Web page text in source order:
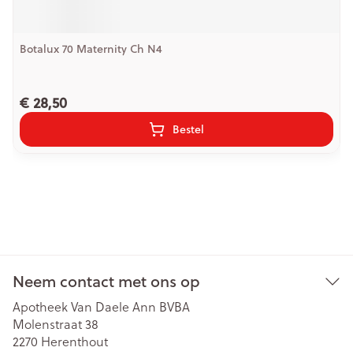
Botalux 70 Maternity Ch N4
€ 28,50
Bestel
Neem contact met ons op
Apotheek Van Daele Ann BVBA
Molenstraat 38
2270 Herenthout